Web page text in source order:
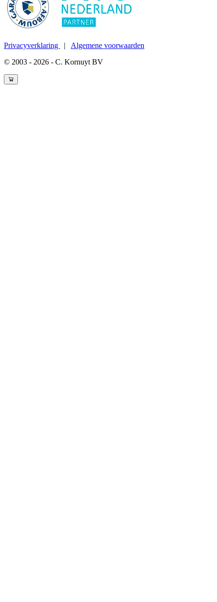
Privacyverklaring | Algemene voorwaarden
© 2003 - 2026 - C. Kornuyt BV